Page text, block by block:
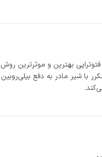
بهترین و موثرترین روش
با شیر مادر به دفع بیلی‌روبین